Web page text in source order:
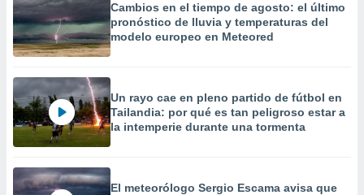
Cambios en el tiempo de agosto: el último
pronóstico de lluvia y temperaturas del
modelo europeo en Meteored
Un rayo cae en pleno partido de fútbol en
Tailandia: por qué es tan peligroso estar a
la intemperie durante una tormenta
El meteorólogo Sergio Escama avisa que